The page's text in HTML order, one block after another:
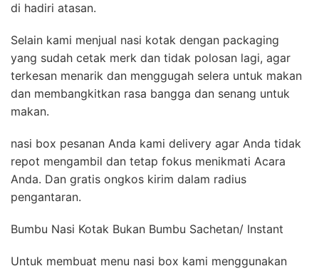
di hadiri atasan.
Selain kami menjual nasi kotak dengan packaging
yang sudah cetak merk dan tidak polosan lagi, agar
terkesan menarik dan menggugah selera untuk makan
dan membangkitkan rasa bangga dan senang untuk
makan.
nasi box pesanan Anda kami delivery agar Anda tidak
repot mengambil dan tetap fokus menikmati Acara
Anda. Dan gratis ongkos kirim dalam radius
pengantaran.
Bumbu Nasi Kotak Bukan Bumbu Sachetan/ Instant
Untuk membuat menu nasi box kami menggunakan